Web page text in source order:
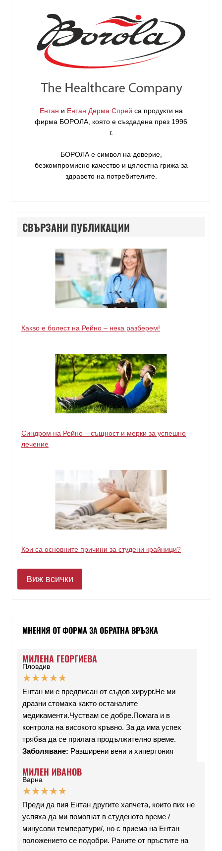
Ентан и Ентан Дерма Спрей са продукти на
фирма БОРОЛА , която е създадена през 1996
г.
БОРОЛА е символ на доверие,
безкомпромисно качество и цялостна грижа за
здравето на потребителите.
СВЪРЗАНИ ПУБЛИКАЦИИ
Какво е болест на Рейно – нека разберем!
Синдром на Рейно – същност и мерки за успешно
лечение
Кои са основните причини за студени крайници?
Виж всички
МНЕНИЯ ОТ ФОРМА ЗА ОБРАТНА ВРЪЗКА
МИЛЕНА ГЕОРГИЕВА
Пловдив
★★★★★
Ентан ми е предписан от съдов хирург.Не ми
дразни стомаха както останалите
медикаменти.Чуствам се добре.Помага и в
контрола на високото кръвно. За да има успех
трябва да се прилага продължително време.
Заболяване: Разширени вени и хипертония
МИЛЕН ИВАНОВ
Варна
★★★★★
Преди да пия Ентан другите хапчета, които пих не
успяха да ми помогнат в студеното време /
минусови температури/, но с приема на Ентан
положението се подобри. Раните от пръстите на